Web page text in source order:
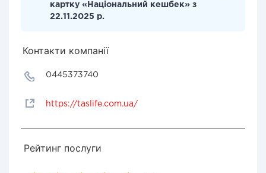
картку «Національний кешбек» з
22.11.2025 р.
Контакти компанії
0445373740
https://taslife.com.ua/
Рейтинг послуги